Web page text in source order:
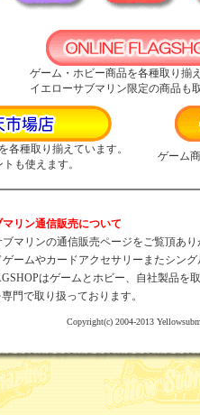
ゲーム・ホビー商品を各種取り揃
イエローサブマリン限定の商品も
各種取り揃えています。
も使えます。
ゲーム
リン通信販売について
マリンの通信販売ページをご覧頂あり
ームやカードアクセサリーまたシング
はゲームとホビー、自社製品を取
門で取り扱っております。
Copyright(c) 2004-2013